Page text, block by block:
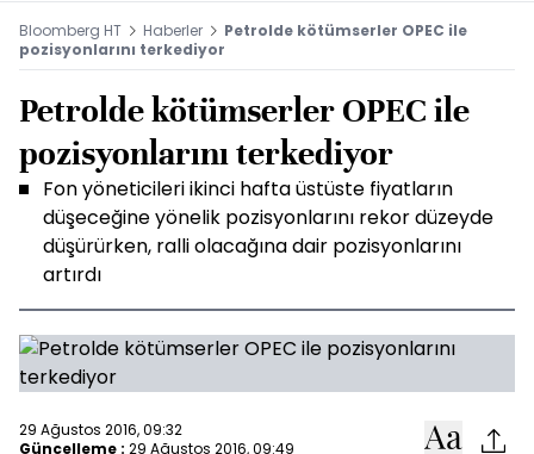
Bloomberg HT Haberler
Petrolde kötümserler OPEC ile
pozisyonlarını terkediyor
Petrolde kötümserler OPEC ile
pozisyonlarını terkediyor
Fon yöneticileri ikinci hafta üstüste fiyatların
düşeceğine yönelik pozisyonlarını rekor düzeyde
düşürürken, ralli olacağına dair pozisyonlarını
artırdı
29 Ağustos 2016, 09:32
Güncelleme : 29 Ağustos 2016, 09:49